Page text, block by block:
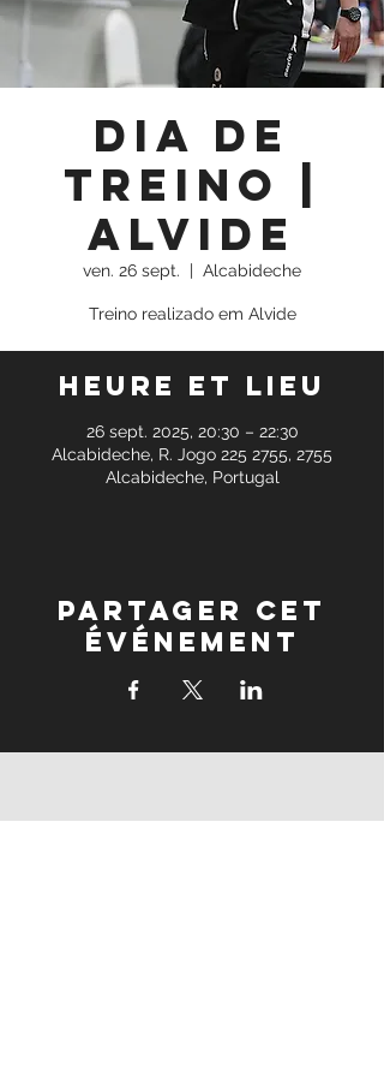
Dia de
Treino |
Alvide
ven. 26 sept.
  |
Alcabideche
Treino realizado em Alvide
Heure et lieu
26 sept. 2025, 20:30 – 22:30
Alcabideche, R. Jogo 225 2755, 2755
Alcabideche, Portugal
Partager cet
événement